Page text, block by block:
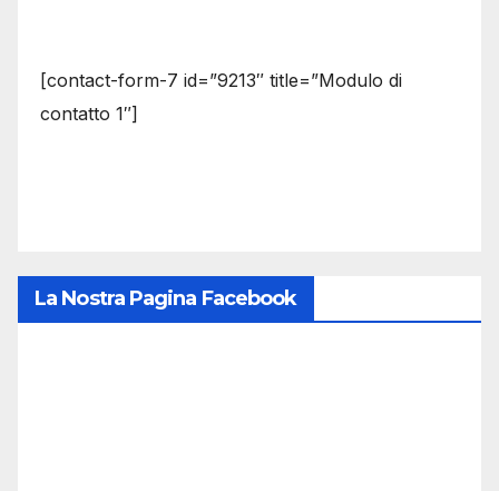
[contact-form-7 id=”9213″ title=”Modulo di
contatto 1″]
La Nostra Pagina Facebook